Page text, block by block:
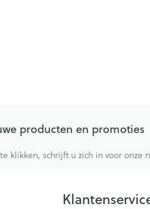
producten en promoties
klikken, schrijft u zich in voor onze